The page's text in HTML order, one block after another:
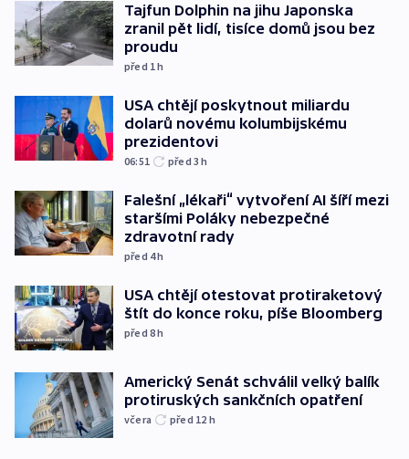
Tajfun Dolphin na jihu Japonska
zranil pět lidí, tisíce domů jsou bez
proudu
před 1h
USA chtějí poskytnout miliardu
dolarů novému kolumbijskému
prezidentovi
06:51 před 3h
Falešní „lékaři“ vytvoření AI šíří mezi
staršími Poláky nebezpečné
zdravotní rady
před 4h
USA chtějí otestovat protiraketový
štít do konce roku, píše Bloomberg
před 8h
Americký Senát schválil velký balík
protiruských sankčních opatření
včera před 12 h